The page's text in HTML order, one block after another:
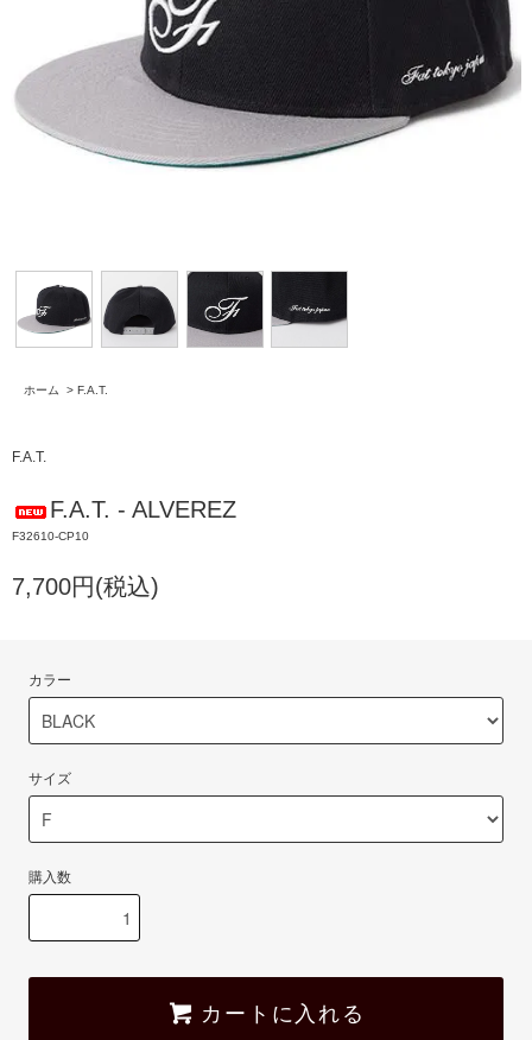
ホーム > F.A.T.
F.A.T.
F.A.T. - ALVEREZ
F32610-CP10
7,700円(税込)
カラー
サイズ
購入数
カートに入れる